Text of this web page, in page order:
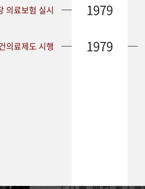
의료보험 실시 1979
의료제도 시행 1979